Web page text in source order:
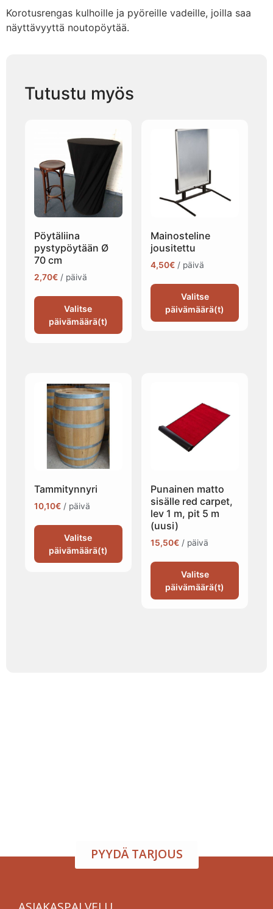
Korotusrengas kulhoille ja pyöreille vadeille, joilla saa
näyttävyyttä noutopöytää.
Tutustu myös
Pöytäliina
pystypöytään Ø
70 cm
2,70€ / päivä
Valitse
päivämäärä(t)
Mainosteline
jousitettu
4,50€ / päivä
Valitse
päivämäärä(t)
Tammitynnyri
10,10€ / päivä
Valitse
päivämäärä(t)
Punainen matto
sisälle red carpet,
lev 1 m, pit 5 m
(uusi)
15,50€ / päivä
Valitse
päivämäärä(t)
PYYDÄ TARJOUS